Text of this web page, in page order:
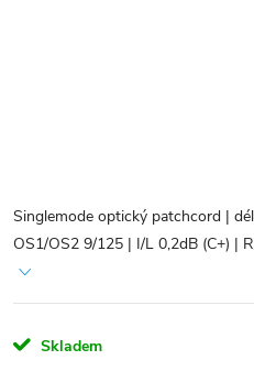
Singlemode optický patchcord |
OS1/OS2 9/125 | I/L 0,2dB (C+) |
Skladem